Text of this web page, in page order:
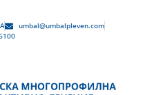
umbal@umbalpleven.com